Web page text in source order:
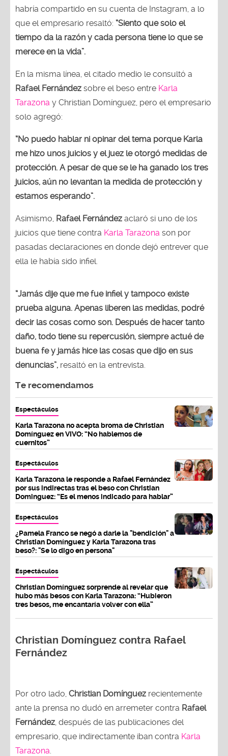
habría compartido en su cuenta de Instagram, a lo
que el empresario resaltó: “Siento que solo el
tiempo da la razón y cada persona tiene lo que se
merece en la vida”.
En la misma línea, el citado medio le consultó a
Rafael Fernández sobre el beso entre Karla
Tarazona y Christian Domínguez, pero el empresario
solo agregó:
“No puedo hablar ni opinar del tema porque Karla
me hizo unos juicios y el juez le otorgó medidas de
protección. A pesar de que se le ha ganado los tres
juicios, aún no levantan la medida de protección y
estamos esperando”.
Asimismo, Rafael Fernández aclaró si uno de los
juicios que tiene contra Karla Tarazona son por
pasadas declaraciones en donde dejó entrever que
ella le había sido infiel.
“Jamás dije que me fue infiel y tampoco existe
prueba alguna. Apenas liberen las medidas, podré
decir las cosas como son. Después de hacer tanto
daño, todo tiene su repercusión, siempre actué de
buena fe y jamás hice las cosas que dijo en sus
denuncias”, resaltó en la entrevista.
Te recomendamos
Espectáculos
Karla Tarazona no acepta broma de Christian
Domínguez en VIVO: “No hablemos de
cuernitos”
Espectáculos
Karla Tarazona le responde a Rafael Fernández
por sus indirectas tras el beso con Christian
Dominguez: “Es el menos indicado para hablar”
Espectáculos
¿Pamela Franco se negó a darle la "bendición" a
Christian Domínguez y Karla Tarazona tras
beso?: "Se lo digo en persona"
Espectáculos
Christian Domínguez sorprende al revelar que
hubo más besos con Karla Tarazona: “Hubieron
tres besos, me encantaría volver con ella”
Christian Domínguez contra Rafael
Fernández
Por otro lado, Christian Domínguez recientemente
ante la prensa no dudó en arremeter contra Rafael
Fernández , después de las publicaciones del
empresario, que indirectamente iban contra Karla
Tarazona